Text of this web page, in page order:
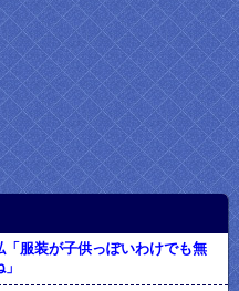
服装が子供っぽいわけでも無